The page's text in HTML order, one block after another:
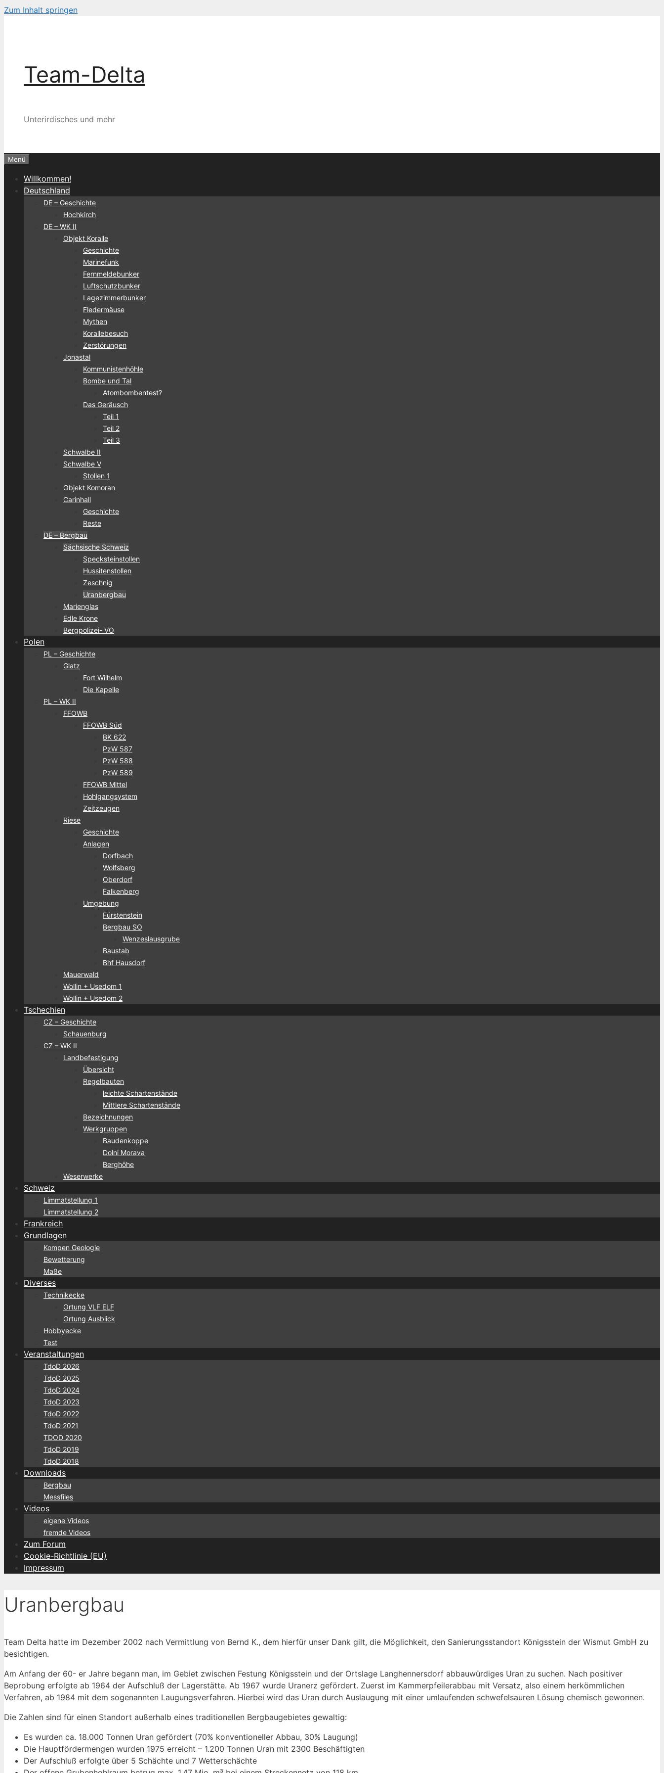
Zum Inhalt springen
Team-Delta
Unterirdisches und mehr
Menü
Willkommen!
Deutschland
DE – Geschichte
Hochkirch
DE – WK II
Objekt Koralle
Geschichte
Marinefunk
Fernmeldebunker
Luftschutzbunker
Lagezimmerbunker
Fledermäuse
Mythen
Korallebesuch
Zerstörungen
Jonastal
Kommunistenhöhle
Bombe und Tal
Atombombentest?
Das Geräusch
Teil 1
Teil 2
Teil 3
Schwalbe II
Schwalbe V
Stollen 1
Objekt Komoran
Carinhall
Geschichte
Reste
DE – Bergbau
Sächsische Schweiz
Specksteinstollen
Hussitenstollen
Zeschnig
Uranbergbau
Marienglas
Edle Krone
Bergpolizei- VO
Polen
PL – Geschichte
Glatz
Fort Wilhelm
Die Kapelle
PL – WK II
FFOWB
FFOWB Süd
BK 622
PzW 587
PzW 588
PzW 589
FFOWB Mittel
Hohlgangsystem
Zeitzeugen
Riese
Geschichte
Anlagen
Dorfbach
Wolfsberg
Oberdorf
Falkenberg
Umgebung
Fürstenstein
Bergbau SO
Wenzeslausgrube
Baustab
Bhf Hausdorf
Mauerwald
Wollin + Usedom 1
Wollin + Usedom 2
Tschechien
CZ – Geschichte
Schauenburg
CZ – WK II
Landbefestigung
Übersicht
Regelbauten
leichte Schartenstände
Mittlere Schartenstände
Bezeichnungen
Werkgruppen
Baudenkoppe
Dolni Morava
Berghöhe
Weserwerke
Schweiz
Limmatstellung 1
Limmatstellung 2
Frankreich
Grundlagen
Kompen Geologie
Bewetterung
Maße
Diverses
Technikecke
Ortung VLF ELF
Ortung Ausblick
Hobbyecke
Test
Veranstaltungen
TdoD 2026
TdoD 2025
TdoD 2024
TdoD 2023
TdoD 2022
TdoD 2021
TDOD 2020
TdoD 2019
TdoD 2018
Downloads
Bergbau
Messfiles
Videos
eigene Videos
fremde Videos
Zum Forum
Cookie-Richtlinie (EU)
Impressum
Uranbergbau
Team Delta hatte im Dezember 2002 nach Vermittlung von Bernd K., dem hierfür unser Dank gilt, die Möglichkeit, den Sanierungsstandort Königsstein der Wismut GmbH zu
besichtigen.
Am Anfang der 60- er Jahre begann man, im Gebiet zwischen Festung Königsstein und der Ortslage Langhennersdorf abbauwürdiges Uran zu suchen. Nach positiver
Beprobung erfolgte ab 1964 der Aufschluß der Lagerstätte. Ab 1967 wurde Uranerz gefördert. Zuerst im Kammerpfeilerabbau mit Versatz, also einem herkömmlichen
Verfahren, ab 1984 mit dem sogenannten Laugungsverfahren. Hierbei wird das Uran durch Auslaugung mit einer umlaufenden schwefelsauren Lösung chemisch gewonnen.
Die Zahlen sind für einen Standort außerhalb eines traditionellen Bergbaugebietes gewaltig:
Es wurden ca. 18.000 Tonnen Uran gefördert (70% konventioneller Abbau, 30% Laugung)
Die Hauptfördermengen wurden 1975 erreicht – 1.200 Tonnen Uran mit 2300 Beschäftigten
Der Aufschluß erfolgte über 5 Schächte und 7 Wetterschächte